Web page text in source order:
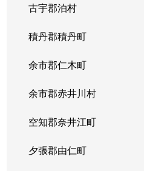
古宇郡泊村
積丹郡積丹町
余市郡仁木町
余市郡赤井川村
空知郡奈井江町
夕張郡由仁町